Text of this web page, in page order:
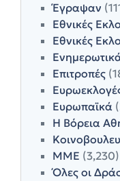
Έγραψαν
Εθνικές
Εθνικές
Επιτροπές
Ευρωπαϊκά
Η Βόρεια
ΜΜΕ (3,230)
Όλες οι